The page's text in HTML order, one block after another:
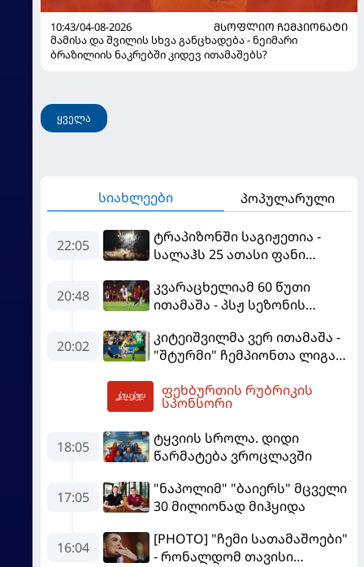
10:43/04-08-2026
ᲛᲡᲝᲤᲚᲘᲝ ᲩᲔᲛᲞᲘᲝᲜᲐᲢᲘ
მამისა და შვილის სხვა განცხადება - ნეიმარი
ბრაზილიის ნაკრებში კიდევ ითამაშებს?
ყველა
სიახლეები პოპულარული
22:05
ტრაპიზონში საგიჟეთია -
სალაჰს 25 ათასი ფანი
20:48
კვარაცხელიამ 60 წუთი
ითამაშა - პსჟ სეზონის
"მალიორკასთან"
დამარცხდა
20:02
კიტეიშვილმა ვერ ითამაშა -
"შტურმი" ჩემპიონთა ლიგაზე
დამარცხდა
ფეხბურთის რუბრიკის
სპონსორი
18:05
ტყვიის სროლა. დიდი
წარმატება ვროცლავში
17:05
"ნაპოლიმ" "ბაიერს" მცველი
30 მილიონად მიჰყიდა
16:04
[PHOTO] "ჩემი სათამაშოები"
- რონალდომ თავისი